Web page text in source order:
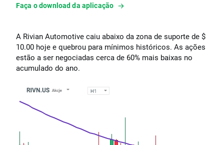
Faça o download da aplicação
A Rivian Automotive caiu abaixo da zona de suporte de $
10.00 hoje e quebrou para mínimos históricos. As ações
estão a ser negociadas cerca de 60% mais baixas no
acumulado do ano.